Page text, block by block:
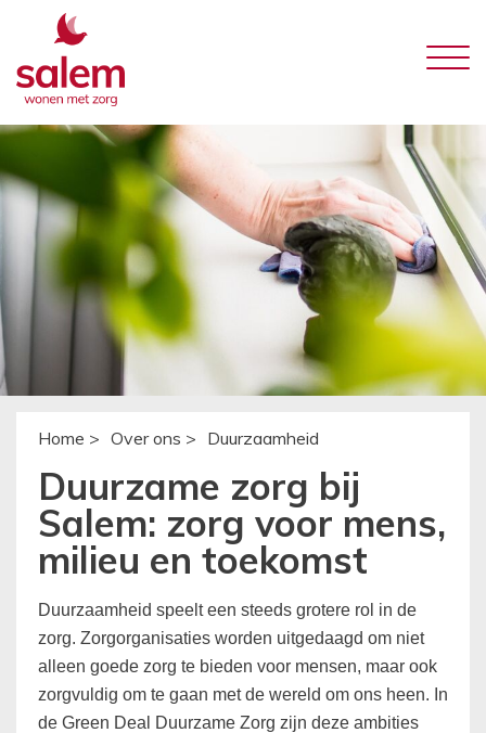
Home > Over ons > Duurzaamheid
Duurzame zorg bij
Salem: zorg voor mens,
milieu en toekomst
Duurzaamheid speelt een steeds grotere rol in de
zorg. Zorgorganisaties worden uitgedaagd om niet
alleen goede zorg te bieden voor mensen, maar ook
zorgvuldig om te gaan met de wereld om ons heen. In
de Green Deal Duurzame Zorg zijn deze ambities